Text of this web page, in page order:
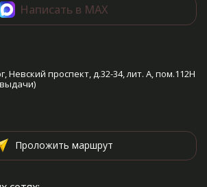
Написать в MAX
Невский проспект, д.32-34, лит. А, пом.112Н
Проложить маршрут